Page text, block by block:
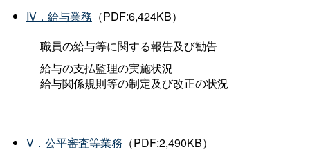
IV．給与業務 （PDF:6,424KB）
職員の給与等に関する報告及び勧告
給与の支払監理の実施状況
給与関係規則等の制定及び改正の状況
V．公平審査等業務 （PDF:2,490KB）